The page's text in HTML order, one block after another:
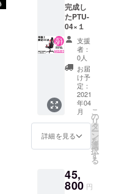
完成し
たPTU-
04×１
支援
者：
0人
お届
け予
定：
2021
年04
月
詳細を見る
こ
の
リ
タ
ー
ン
を
選
択
す
る
45,
800 円